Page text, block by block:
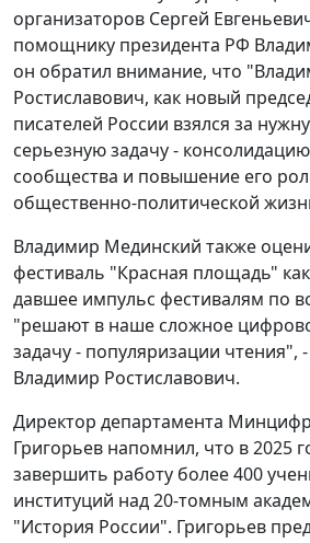
организаторов Сергей
помощнику президента РФ
он обратил внимание, что
Ростиславович, как новый
писателей России взялся за
серьезную задачу -
сообщества и повышение его
общественно-политической
Владимир Мединский также
фестиваль "Красная площадь"
давшее импульс фестивалям по
"решают в наше сложное
задачу - популяризации чтения",
Владимир Ростиславович.
Директор департамента
Григорьев напомнил, что в 2025
завершить работу более 400
институций над 20-томным
"История России". Григорьев